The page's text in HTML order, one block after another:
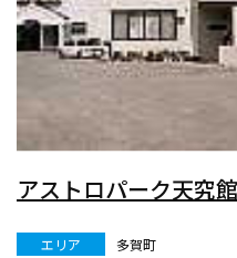
アストロパーク天究館
エリア
多賀町